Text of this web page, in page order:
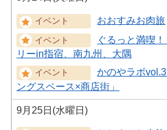
おおすみお肉旅
ぐるっと満喫
リーin指宿、南九州、大隅
かのやラボ
ングスペース×商店街」
9月25日(水曜日)